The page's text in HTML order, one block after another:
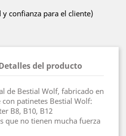
confianza para el cliente)
del producto
de Bestial Wolf, fabricado en
patinetes Bestial Wolf:
B8, B10, B12
que no tienen mucha fuerza